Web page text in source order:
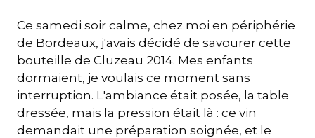
Ce samedi soir calme, chez moi en périphérie
de Bordeaux, j'avais décidé de savourer cette
bouteille de Cluzeau 2014. Mes enfants
dormaient, je voulais ce moment sans
interruption. L'ambiance était posée, la table
dressée, mais la pression était là : ce vin
demandait une préparation soignée, et le